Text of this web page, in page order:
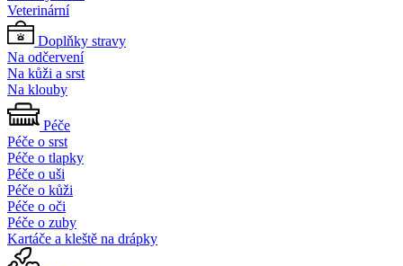
Veterinární
Doplňky stravy
Na odčervení
Na kůži a srst
Na klouby
Péče
Péče o srst
Péče o tlapky
Péče o uši
Péče o kůži
Péče o oči
Péče o zuby
Kartáče a kleště na drápky